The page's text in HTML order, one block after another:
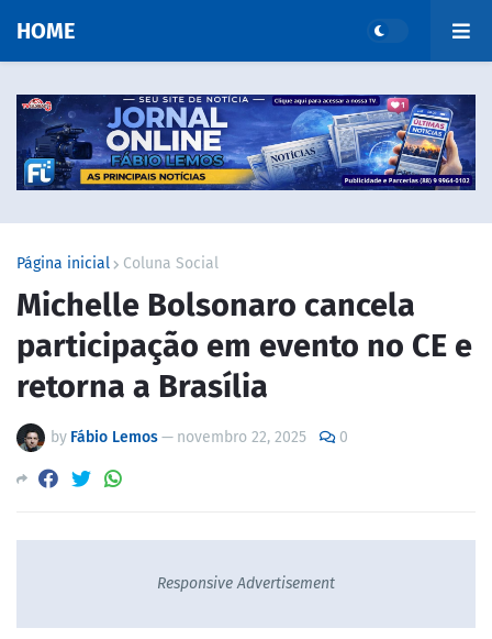
HOME
Página inicial Coluna Social
Michelle Bolsonaro cancela
participação em evento no CE e
retorna a Brasília
by Fábio Lemos— novembro 22, 2025 0
Responsive Advertisement